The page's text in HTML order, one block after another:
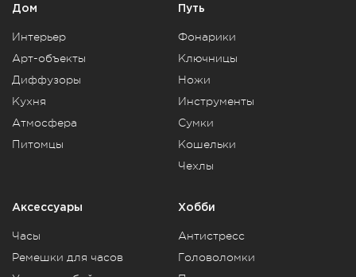
Дом
Интерьер
Арт-объекты
Диффузоры
Кухня
Атмосфера
Питомцы
Путь
Фонарики
Ключницы
Ножи
Инструменты
Сумки
Кошельки
Чехлы
Аксессуары
Часы
Ремешки для часов
Хобби
Антистресс
Головоломки